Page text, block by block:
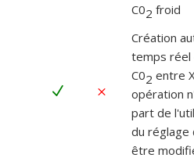
C02 froid
N M
Création
temps réel
C02 entre
opération
part de
du réglage
être